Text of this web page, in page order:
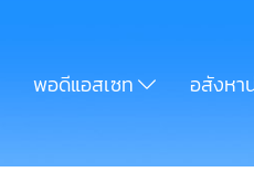
พอดีแอสเซท อสังหา